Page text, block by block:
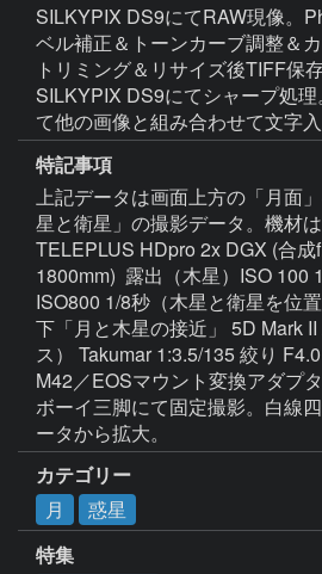
SILKYPIX DS9にてRAW現像。
ベル補正＆トーンカーブ調整＆
トリミング＆リサイズ後TIFF保存
SILKYPIX DS9にてシャープ処
て他の画像と組み合わせて文字入
特記事項
上記データは画面上方の「月面
星と衛星」の撮影データ。機材
TELEPLUS HDpro 2x DGX (合成
1800mm)  露出（木星）ISO 100
ISO800 1/8秒（木星と衛星を位
下「月と木星の接近」 5D Mark
ス） Takumar 1:3.5/135 絞り
M42／EOSマウント変換アダプ
ボーイ三脚にて固定撮影。白線
カテゴリー
月
惑星
特集